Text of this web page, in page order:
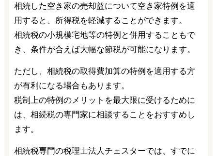
相続した空き家の売却益について空き家特例を適
用すると、所得税を軽減することができます。
相続税の小規模宅地等の特例と併用することもで
き、条件が合えば大幅な節税が可能になります。
ただし、相続税の取得費加算の特例を適用する方
が有利になる場合もあります。
税制上の特例のメリットを最大限に受けるために
は、相続税の専門家に相談することをおすすめし
ます。
相続税専門の税理士法人チェスターでは、すでに